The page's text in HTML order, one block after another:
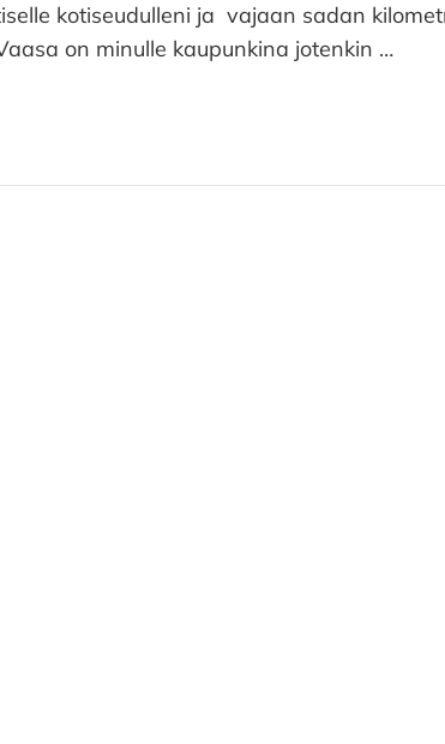
kotiseudulleni ja vajaan sadan
on minulle kaupunkina jotenkin …